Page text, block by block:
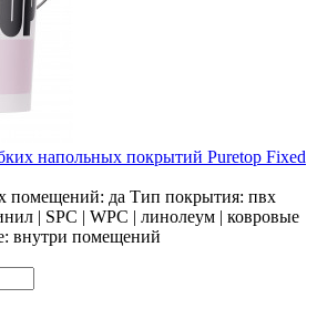
напольных покрытий Puretop Fixed
помещений: да Тип покрытия: пвх
| SPC | WPC | линолеум | ковровые
внутри помещений